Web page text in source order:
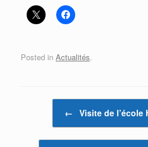
Posted in Actualités.
Post navigation
← Visite de l’école